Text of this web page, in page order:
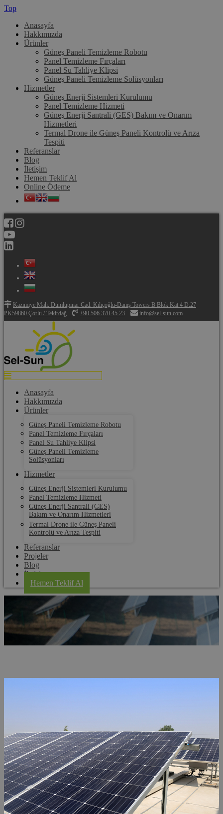
Top
Anasayfa
Hakkımızda
Ürünler
Güneş Paneli Temizleme Robotu
Panel Temizleme Fırçaları
Panel Su Tahliye Klipsi
Güneş Paneli Temizleme Solüsyonları
Hizmetler
Güneş Enerji Sistemleri Kurulumu
Panel Temizleme Hizmeti
Güneş Enerji Santrali (GES) Bakım ve Onarım
Hizmetleri
Termal Drone ile Güneş Paneli Kontrolü ve Arıza
Tespiti
Referanslar
Blog
İletişim
Hemen Teklif Al
Online Ödeme
Kazımiye Mah. Dumlupınar Cad. Kılıçoğlu-Danış Towers B Blok Kat 4 D:27
PK59860 Çorlu / Tekirdağ
+90 506 370 45 23 info@sel-sun.com
Anasayfa
Hakkımızda
Ürünler
Güneş Paneli Temizleme Robotu
Panel Temizleme Fırçaları
Panel Su Tahliye Klipsi
Güneş Paneli Temizleme
Solüsyonları
Hizmetler
Güneş Enerji Sistemleri Kurulumu
Panel Temizleme Hizmeti
Güneş Enerji Santrali (GES)
Bakım ve Onarım Hizmetleri
Termal Drone ile Güneş Paneli
Kontrolü ve Arıza Tespiti
Referanslar
Projeler
Blog
İletişim
Hemen Teklif Al